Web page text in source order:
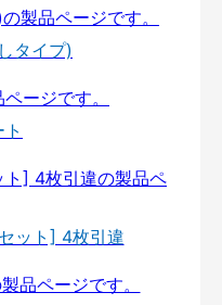
タイプ)
ット] 4枚引違